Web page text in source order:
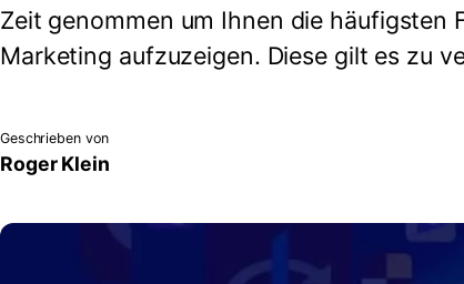
Zeit genommen um Ihnen die häufigsten
Marketing aufzuzeigen. Diese gilt es zu
Geschrieben von
Roger Klein